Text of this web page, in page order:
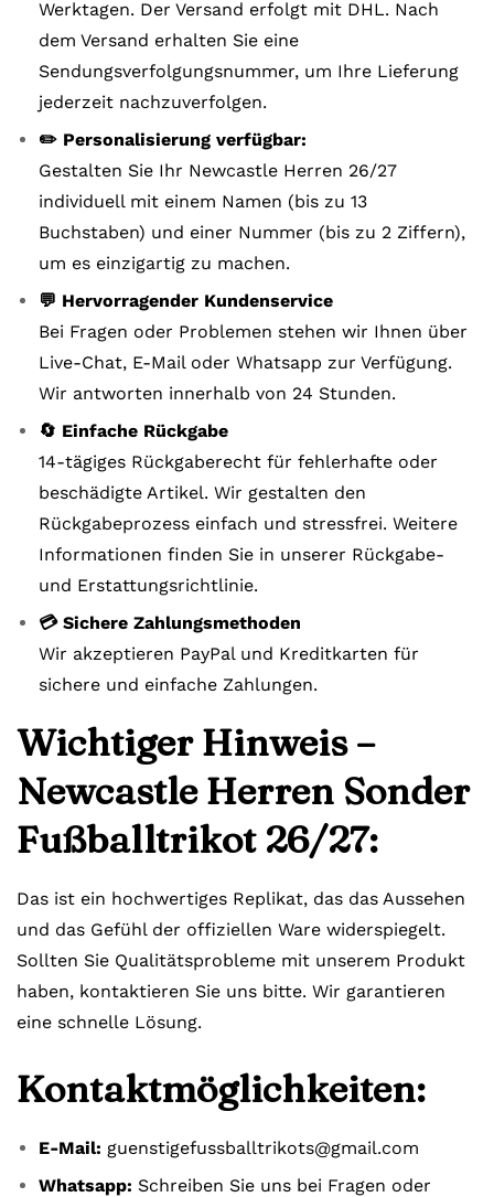
Werktagen. Der Versand erfolgt mit DHL. Nach
dem Versand erhalten Sie eine
Sendungsverfolgungsnummer, um Ihre Lieferung
jederzeit nachzuverfolgen.
✏️ Personalisierung verfügbar:
Gestalten Sie Ihr Newcastle Herren 26/27
individuell mit einem Namen (bis zu 13
Buchstaben) und einer Nummer (bis zu 2 Ziffern),
um es einzigartig zu machen.
💬 Hervorragender Kundenservice
Bei Fragen oder Problemen stehen wir Ihnen über
Live-Chat, E-Mail oder Whatsapp zur Verfügung.
Wir antworten innerhalb von 24 Stunden.
🔄 Einfache Rückgabe
14-tägiges Rückgaberecht für fehlerhafte oder
beschädigte Artikel. Wir gestalten den
Rückgabeprozess einfach und stressfrei. Weitere
Informationen finden Sie in unserer Rückgabe-
und Erstattungsrichtlinie.
💳 Sichere Zahlungsmethoden
Wir akzeptieren PayPal und Kreditkarten für
sichere und einfache Zahlungen.
Wichtiger Hinweis –
Newcastle Herren Sonder
Fußballtrikot 26/27:
Das ist ein hochwertiges Replikat, das das Aussehen
und das Gefühl der offiziellen Ware widerspiegelt.
Sollten Sie Qualitätsprobleme mit unserem Produkt
haben, kontaktieren Sie uns bitte. Wir garantieren
eine schnelle Lösung.
Kontaktmöglichkeiten:
E-Mail: guenstigefussballtrikots@gmail.com
Whatsapp: Schreiben Sie uns bei Fragen oder